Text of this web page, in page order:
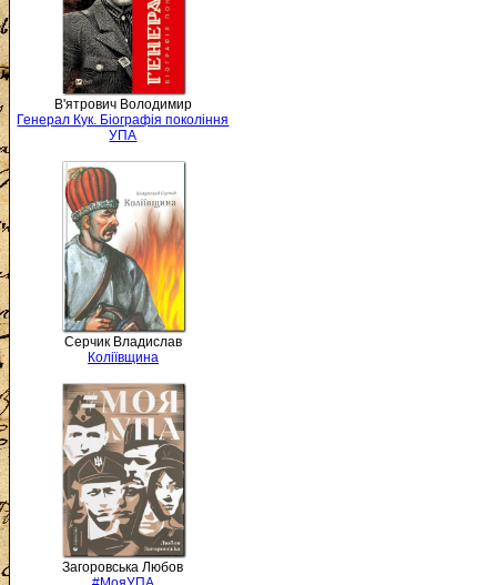
В'ятрович Володимир
Генерал Кук. Біографія покоління
УПА
Серчик Владислав
Коліївщина
Загоровська Любов